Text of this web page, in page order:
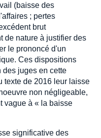
(baisse des
; pertes
brut
de nature à justifier des
le prononcé d'un
Ces dispositions
des juges en cette
texte de 2016 leur laisse
non négligeable,
vague à « la baisse
significative des